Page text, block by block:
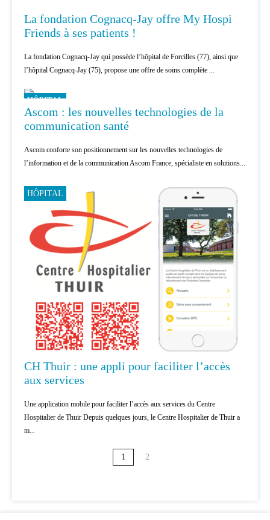
La fondation Cognacq-Jay offre My Hospi
Friends à ses patients !
La fondation Cognacq-Jay qui possède l’hôpital de Forcilles (77), ainsi que
l’hôpital Cognacq-Jay (75), propose une offre de soins complète ...
HÔPITAL
Ascom : les nouvelles technologies de la
communication santé
Ascom conforte son positionnement sur les nouvelles technologies de
l’information et de la communication Ascom France, spécialiste en solutions...
HÔPITAL
CH Thuir : une appli pour faciliter l’accès
aux services
Une application mobile pour faciliter l’accès aux services du Centre
Hospitalier de Thuir Depuis quelques jours, le Centre Hospitalier de Thuir a
m...
1 2